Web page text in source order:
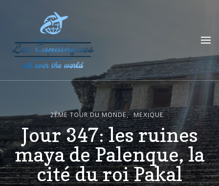
Les Capdingues
blog de voyage
2ÈME TOUR DU MONDE MEXIQUE
Jour 347: les ruines
maya de Palenque, la
cité du roi Pakal